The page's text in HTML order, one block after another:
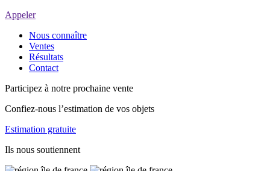
Appeler
Nous connaître
Ventes
Résultats
Contact
Participez à notre prochaine vente
Confiez-nous l’estimation de vos objets
Estimation gratuite
Ils nous soutiennent